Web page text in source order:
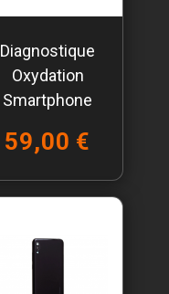
Diagnostique
Oxydation
Smartphone
59,00 €